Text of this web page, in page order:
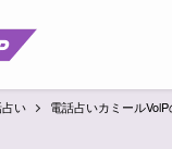
い 電話占いカミール